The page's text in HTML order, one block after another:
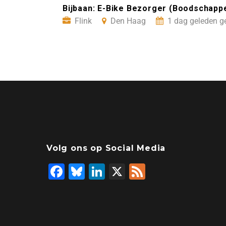
Bijbaan: E-Bike Bezorger
Flink
Den Haag 1 dag geleden
Volg ons op Social Media
F
Bl
Li
X